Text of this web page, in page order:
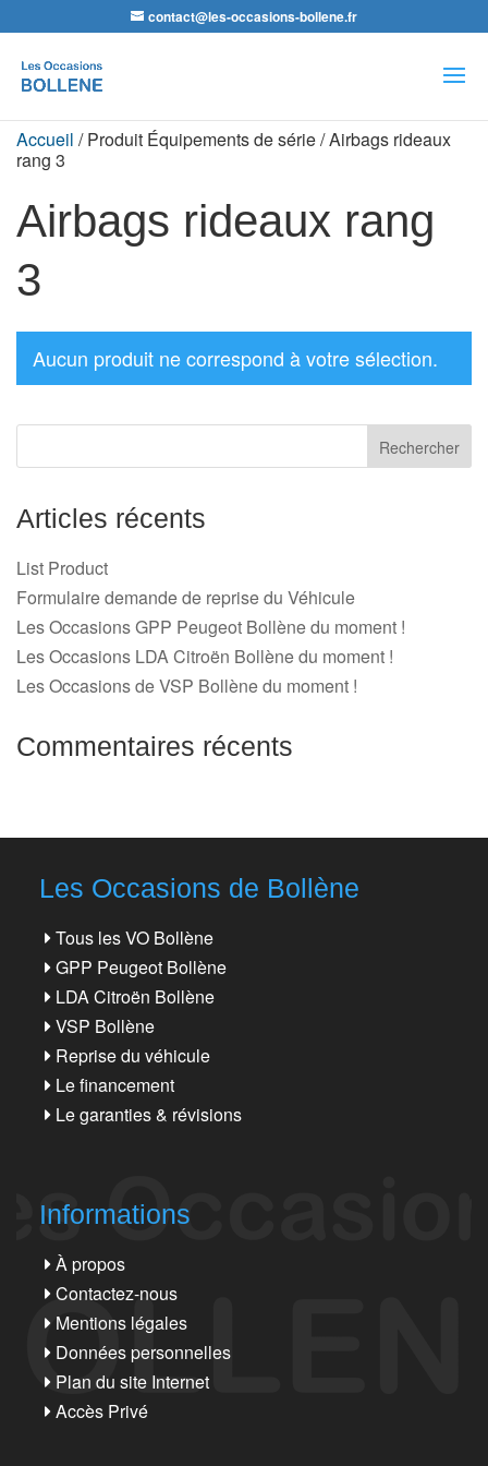
contact@les-occasions-bollene.fr
de
produits
Accueil / Produit Équipements de série / Airbags rideaux
rang 3
Airbags rideaux rang
3
Aucun produit ne correspond à votre sélection.
Articles récents
List Product
Formulaire demande de reprise du Véhicule
Les Occasions GPP Peugeot Bollène du moment !
Les Occasions LDA Citroën Bollène du moment !
Les Occasions de VSP Bollène du moment !
Commentaires récents
Les Occasions de Bollène
Tous les VO Bollène
GPP Peugeot Bollène
LDA Citroën Bollène
VSP Bollène
Reprise du véhicule
Le financement
Le garanties & révisions
Informations
À propos
Contactez-nous
Mentions légales
Données personnelles
Plan du site Internet
Accès Privé